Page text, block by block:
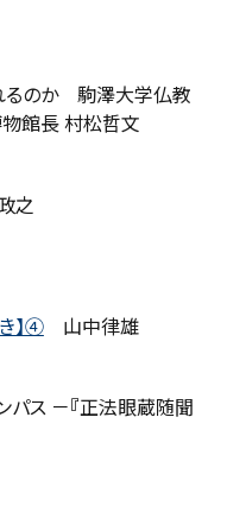
るのか 駒澤大学仏教
館長 村松哲文
之
】④山中律雄
パス －『正法眼蔵随聞